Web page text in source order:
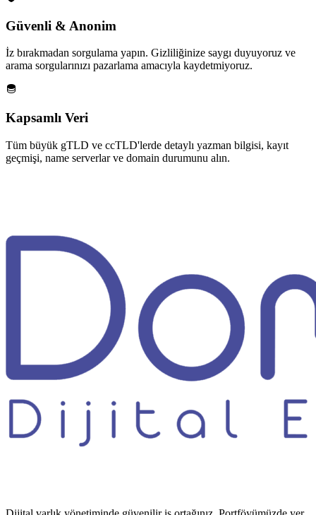
Güvenli & Anonim
İz bırakmadan sorgulama yapın. Gizliliğinize saygı duyuyoruz ve
arama sorgularınızı pazarlama amacıyla kaydetmiyoruz.
Kapsamlı Veri
Tüm büyük gTLD ve ccTLD'lerde detaylı yazman bilgisi, kayıt
geçmişi, name serverlar ve domain durumunu alın.